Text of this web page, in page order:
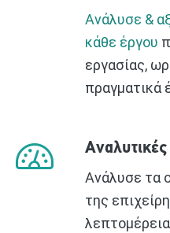
Ανάλυσε &
κάθε έργου
εργασίας,
πραγματικά
Ανάλυσε τα
της